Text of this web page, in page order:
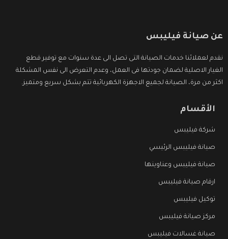
عن صيانة فيليبس
نقدم لعملائنا خدمات الصيانة التى تصل الى عدة سنوات مع توفير قطع
الغيار الاصلية لضمان جودتها فى العمل، وعدم التعرض الى نفس المشكلة
اكثر من مرة، الصيانة لجميع الاجهزة الكهربائية تتم بشكل سريع ومتميز.
الأقسام
شركة فيليبس
صيانة فيليبس الرئيسي
صيانة فيليبس وعناوينها
ارقام صيانة فيليبس
توكيل فيليبس
مركز صيانة فيليبس
صيانة غسالات فيليبس